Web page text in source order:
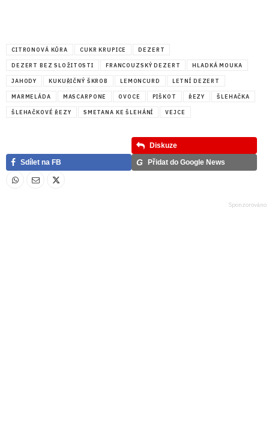
CITRONOVÁ KŮRA CUKR KRUPICE DEZERT
DEZERT BEZ SLOŽITOSTI FRANCOUZSKÝ DEZERT HLADKÁ MOUKA
JAHODY KUKUŘIČNÝ ŠKROB LEMONCURD LETNÍ DEZERT
MARMELÁDA MASCARPONE OVOCE PIŠKOT ŘEZY ŠLEHAČKA
ŠLEHAČKOVÉ ŘEZY SMETANA KE ŠLEHÁNÍ VEJCE
Diskuze
Sdílet na FB
G Přidat do Google News